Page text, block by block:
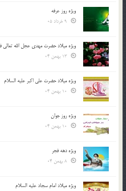
ویژه روز عرفه
ویژه میلاد حضرت مهدی عجل الله تعالی
ویژه میلاد حضرت علی اکبر علیه السلام
ویژه روز جوان
ویژه دهه فجر
ویژه میلاد امام سجاد علیه السلام